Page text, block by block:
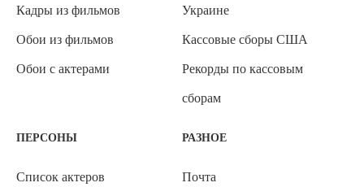
Кадры из фильмов
Обои из фильмов
Обои с актерами
Украине
Кассовые сборы США
Рекорды по кассовым
сборам
ПЕРСОНЫ
Список актеров
РАЗНОЕ
Почта